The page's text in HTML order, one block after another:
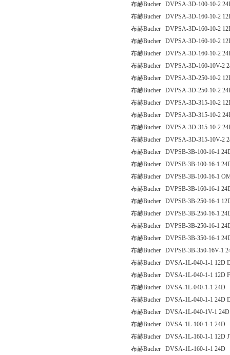
布赫Bucher DVPSA-3D-100-10-2
布赫Bucher DVPSA-3D-160-10-2
布赫Bucher DVPSA-3D-160-10-2
布赫Bucher DVPSA-3D-160-10-2
布赫Bucher DVPSA-3D-160-10-2
布赫Bucher DVPSA-3D-160-10V-2
布赫Bucher DVPSA-3D-250-10-2
布赫Bucher DVPSA-3D-250-10-2
布赫Bucher DVPSA-3D-315-10-2
布赫Bucher DVPSA-3D-315-10-2
布赫Bucher DVPSA-3D-315-10-2
布赫Bucher DVPSA-3D-315-10V-2
布赫Bucher DVPSB-3B-100-16-1
布赫Bucher DVPSB-3B-100-16-1
布赫Bucher DVPSB-3B-100-16-1
布赫Bucher DVPSB-3B-160-16-1
布赫Bucher DVPSB-3B-250-16-1
布赫Bucher DVPSB-3B-250-16-1
布赫Bucher DVPSB-3B-250-16-1
布赫Bucher DVPSB-3B-350-16-1
布赫Bucher DVPSB-3B-350-16V-1
布赫Bucher DVSA-1L-040-1-1 12D
布赫Bucher DVSA-1L-040-1-1 12D F
布赫Bucher DVSA-1L-040-1-1 24D
布赫Bucher DVSA-1L-040-1-1 24D
布赫Bucher DVSA-1L-040-1V-1 24D
布赫Bucher DVSA-1L-100-1-1 24D
布赫Bucher DVSA-1L-160-1-1 12D
布赫Bucher DVSA-1L-160-1-1 24D